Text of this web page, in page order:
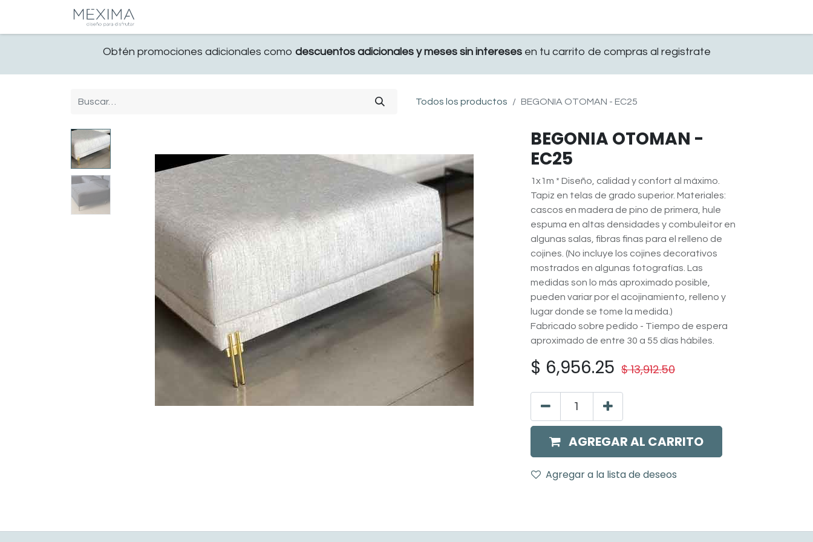
Obtén promociones adicionales como descuentos adicionales y meses sin interesesen tu carrito de compras al registrate
Todos los productos BEGONIA OTOMAN - EC25
BEGONIA OTOMAN -
EC25
1x1m * Diseño, calidad y confort al máximo.
Tapiz en telas de grado superior. Materiales:
cascos en madera de pino de primera, hule
espuma en altas densidades y combuleitor en
algunas salas, fibras finas para el relleno de
cojines. (No incluye los cojines decorativos
mostrados en algunas fotografías. Las
medidas son lo más aproximado posible,
pueden variar por el acojinamiento, relleno y
lugar donde se tome la medida.)
Fabricado sobre pedido - Tiempo de espera
aproximado de entre 30 a 55 días hábiles.
$ 6,956.25 $13,912.50
AGREGAR AL CARRITO
Agregar a la lista de deseos